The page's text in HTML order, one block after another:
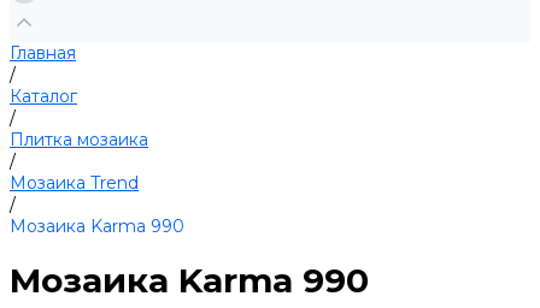
Главная
/
Каталог
/
Плитка мозаика
/
Мозаика Trend
/
Мозаика Karma 990
Мозаика Karma 990